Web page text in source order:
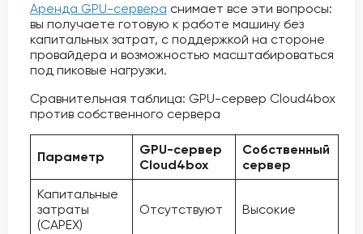
Аренда GPU-сервера снимает все эти вопросы:
вы получаете готовую к работе машину без
капитальных затрат, с поддержкой на стороне
провайдера и возможностью масштабироваться
под пиковые нагрузки.
Сравнительная таблица: GPU-сервер Cloud4box
против собственного сервера
Параметр
GPU-сервер
Cloud4box
Собственный
сервер
Капитальные
затраты
(CAPEX)
Отсутствуют Высокие